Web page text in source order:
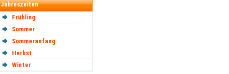
Jahreszeiten
Frühling
Sommer
Sommeranfang
Herbst
Winter